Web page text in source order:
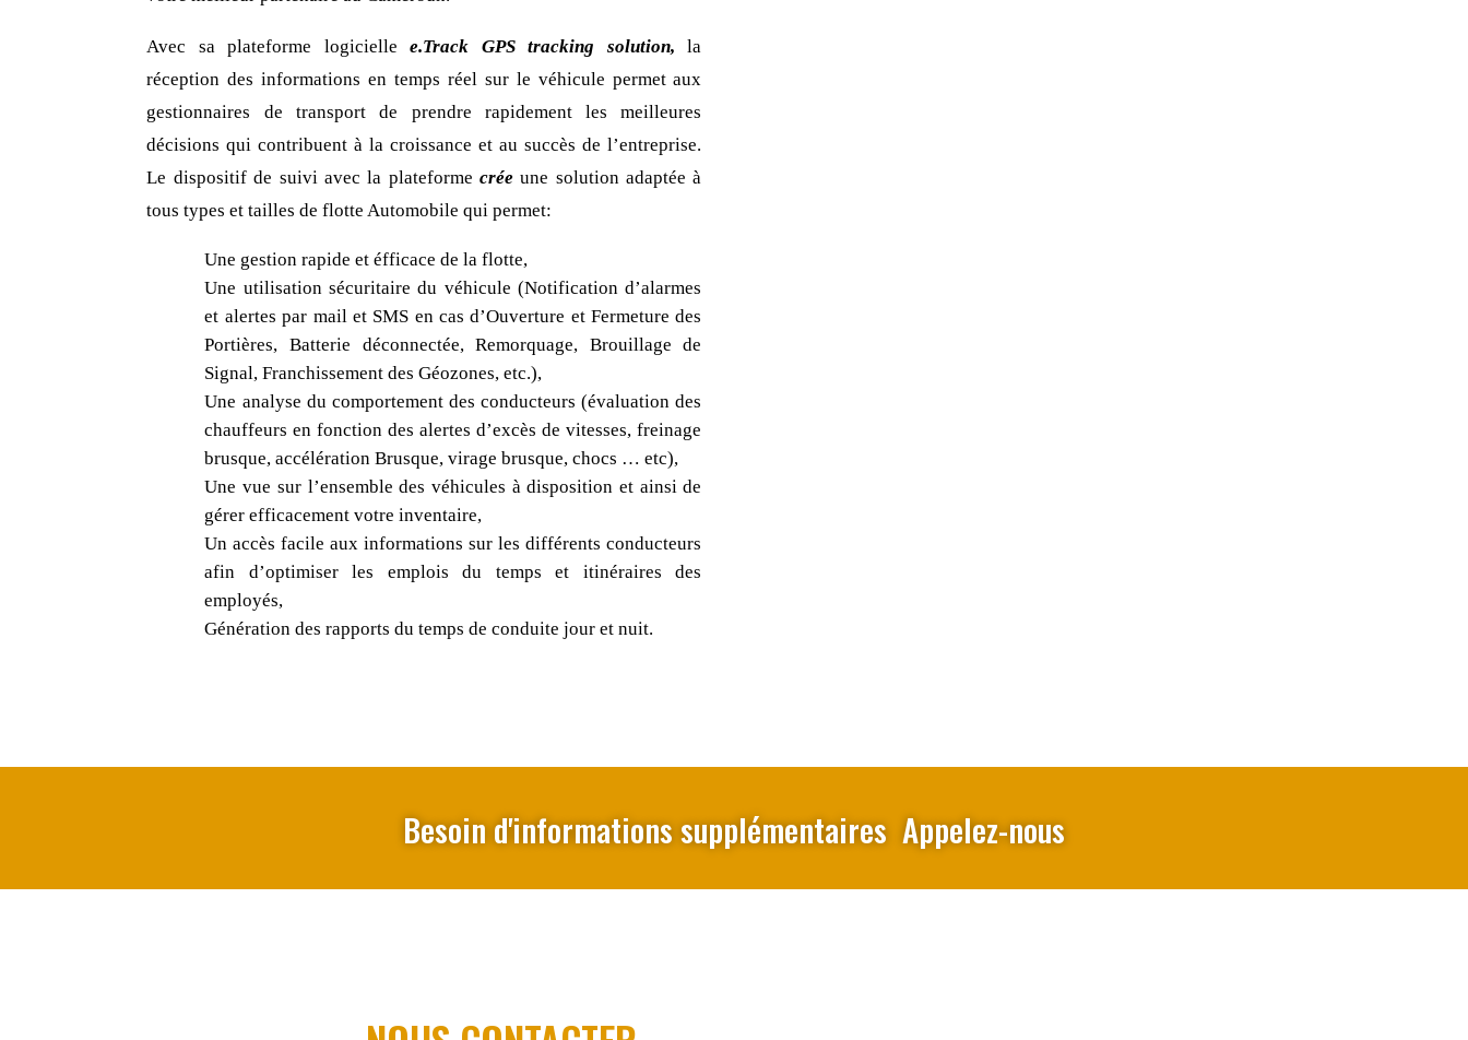
Avec sa plateforme logiciellee.Track GPS tracking solution, la
réception des informations en temps réel sur le véhicule permet aux
gestionnaires de transport de prendre rapidement les meilleures
décisions qui contribuent à la croissance et au succès de l’entreprise.
Le dispositif de suivi avec la plateforme crée une solution adaptée à
tous types et tailles de flotte Automobile qui permet:
Une gestion rapide et éfficace de la flotte,
Une utilisation sécuritaire du véhicule (Notification d’alarmes
et alertes par mail et SMS en cas d’Ouverture et Fermeture des
Portières, Batterie déconnectée, Remorquage, Brouillage de
Signal, Franchissement des Géozones, etc.),
Une analyse du comportement des conducteurs (évaluation des
chauffeurs en fonction des alertes d’excès de vitesses, freinage
brusque, accélération Brusque, virage brusque, chocs … etc),
Une vue sur l’ensemble des véhicules à disposition et ainsi de
gérer efficacement votre inventaire,
Un accès facile aux informations sur les différents conducteurs
afin d’optimiser les emplois du temps et itinéraires des
employés,
Génération des rapports du temps de conduite jour et nuit.
Besoin d'informations supplémentaires Appelez-nous